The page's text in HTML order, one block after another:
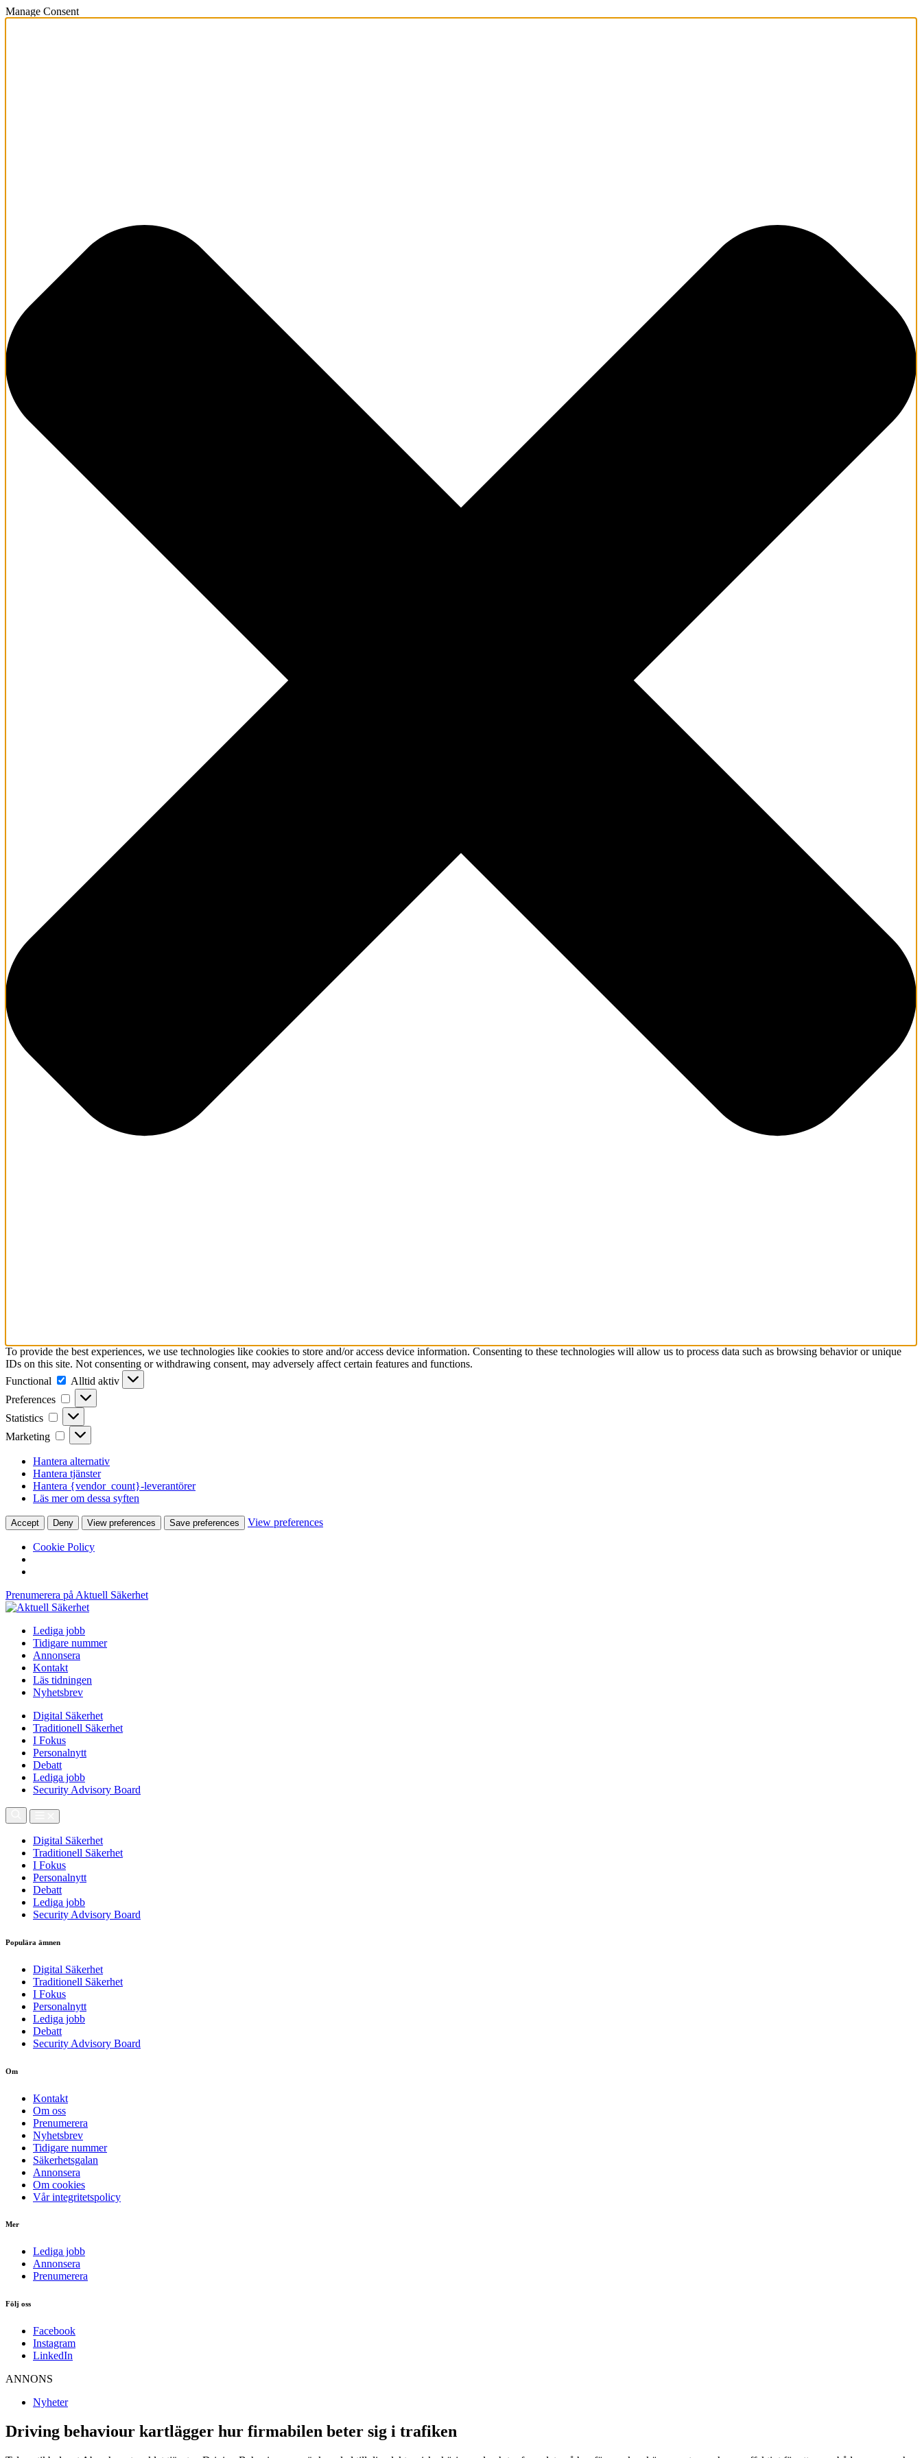
Manage Consent
To provide the best experiences, we use technologies like cookies to store and/or access device information. Consenting to these technologies will allow us to process data such as browsing behavior or unique
IDs on this site. Not consenting or withdrawing consent, may adversely affect certain features and functions.
Functional
Functional
Alltid aktiv
Preferences
Preferences
Statistics Statistics
Marketing Marketing
Hantera alternativ
Hantera tjänster
Hantera {vendor_count}-leverantörer
Läs mer om dessa syften
Accept Deny View preferences Save preferences View preferences
Cookie Policy
Prenumerera på Aktuell Säkerhet
Lediga jobb
Tidigare nummer
Annonsera
Kontakt
Läs tidningen
Nyhetsbrev
Digital Säkerhet
Traditionell Säkerhet
I Fokus
Personalnytt
Debatt
Lediga jobb
Security Advisory Board
Digital Säkerhet
Traditionell Säkerhet
I Fokus
Personalnytt
Debatt
Lediga jobb
Security Advisory Board
Populära ämnen
Digital Säkerhet
Traditionell Säkerhet
I Fokus
Personalnytt
Lediga jobb
Debatt
Security Advisory Board
Om
Kontakt
Om oss
Prenumerera
Nyhetsbrev
Tidigare nummer
Säkerhetsgalan
Annonsera
Om cookies
Vår integritetspolicy
Mer
Lediga jobb
Annonsera
Prenumerera
Följ oss
Facebook
Instagram
LinkedIn
ANNONS
Nyheter
Driving behaviour kartlägger hur firmabilen beter sig i trafiken